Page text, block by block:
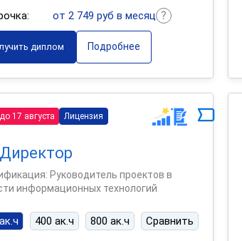
от 2 749 руб в месяц
диплом Подробнее
17 августа Лицензия
Руководитель проектов в
информационных технологий
400 ак.ч 800 ак.ч Сравнить